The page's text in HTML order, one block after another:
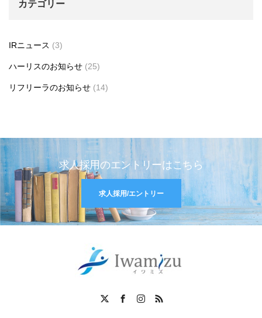
カテゴリー
IRニュース (3)
ハーリスのお知らせ (25)
リフリーラのお知らせ (14)
求人採用のエントリーはこちら
求人採用/エントリー
FacebookInstagram